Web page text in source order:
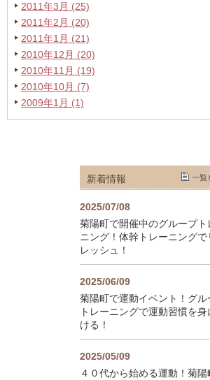
2011年3月 (25)
2011年2月 (20)
2011年1月 (21)
2010年12月 (20)
2010年11月 (19)
2010年10月 (7)
2009年1月 (1)
新着情報 一覧
2025/07/08
菊陽町で開催中のグループト
ニング！体幹トレーニングで
レッシュ！
2025/06/09
菊陽町で運動イベント！グル
トレーニングで運動習慣を身
ける！
2025/05/09
４０代から始める運動！菊陽